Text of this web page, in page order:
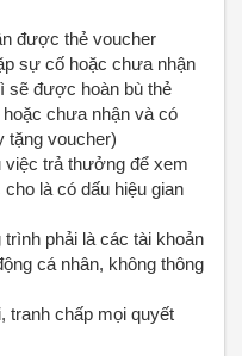
được thẻ voucher
sự cố hoặc chưa nhận
sẽ được hoàn bù thẻ
chưa nhận và có
tặng voucher)
trả thưởng để xem
là có dấu hiệu gian
phải là các tài khoản
cá nhân, không thông
tranh chấp mọi quyết